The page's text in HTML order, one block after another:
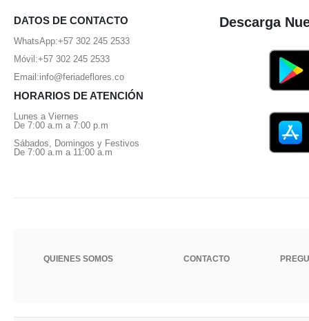
DATOS DE CONTACTO
WhatsApp:+57 302 245 2533
Móvil:+57 302 245 2533
Email:info@feriadeflores.co
HORARIOS DE ATENCIÓN
Lunes a Viernes
De 7:00 a.m a 7:00 p.m
Sábados, Domingos y Festivos
De 7:00 a.m a 11:00 a.m
Descarga
QUIENES SOMOS CONTACTO